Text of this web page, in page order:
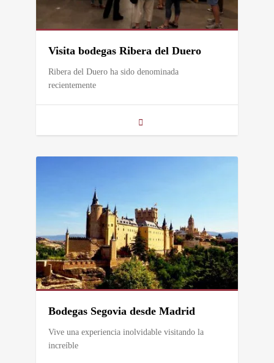
Visita bodegas Ribera del Duero
Ribera del Duero ha sido denominada
recientemente
Bodegas Segovia desde Madrid
Vive una experiencia inolvidable visitando la
increíble